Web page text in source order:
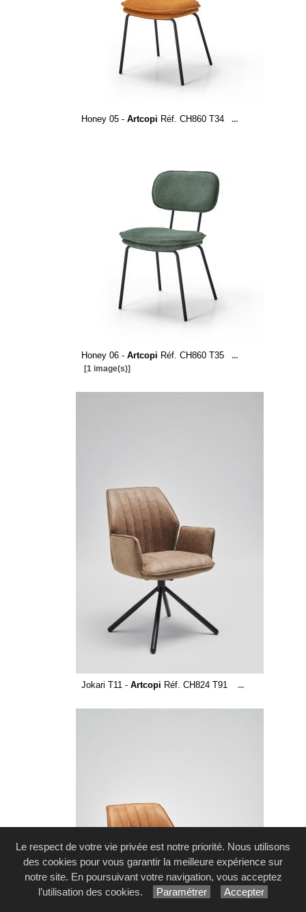
Honey 05 - Artcopi Réf. CH860 T34 ...
Honey 06 - Artcopi Réf. CH860 T35
...
[1 image(s)]
Jokari T11 - Artcopi Réf. CH824 T91 ...
Le respect de votre vie privée est notre priorité. Nous utilisons
des cookies pour vous garantir la meilleure expérience sur
notre site. En poursuivant votre navigation, vous acceptez
l’utilisation des cookies.
Paramétrer Accepter